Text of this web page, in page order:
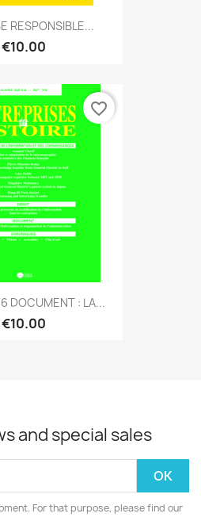
RESPONSIBLE...
€10.00
DOCUMENT : LA...
€10.00
favorite_border
and special sales
For that purpose, please find our